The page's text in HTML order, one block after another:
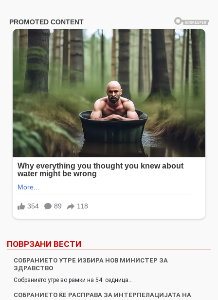
ПОВРЗАНИ ВЕСТИ
СОБРАНИЕТО УТРЕ ИЗБИРА НОВ МИНИСТЕР ЗА
ЗДРАВСТВО
Собранието утре во рамки на 54. седница…
СОБРАНИЕТО ЌЕ РАСПРАВА ЗА ИНТЕРПЕЛАЦИЈАТА НА